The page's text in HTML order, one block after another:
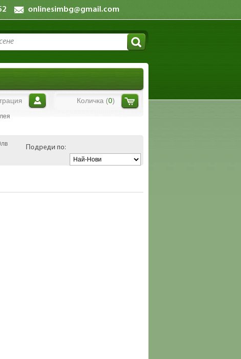
onlinesimbg@gmail.com
Количка (0)
Подреди по: